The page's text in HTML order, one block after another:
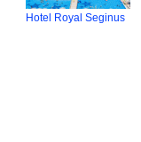
Hotel Royal Seginus